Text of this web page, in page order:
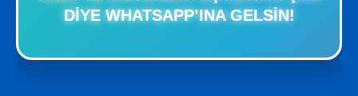
DIYE WHATSAPP’INA GELSIN!